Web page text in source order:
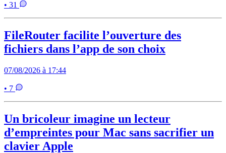
• 31
FileRouter facilite l’ouverture des
fichiers dans l’app de son choix
07/08/2026 à 17:44
• 7
Un bricoleur imagine un lecteur
d’empreintes pour Mac sans sacrifier un
clavier Apple